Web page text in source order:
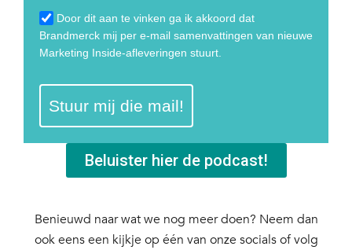
Door dit aan te vinken ga ik akkoord dat
Brandmerck mij per e-mail samenvattingen van nieuwe
Marketing Inside-afleveringen stuurt.
Stuur mij die mail!
Beluister hier de podcast!
Benieuwd naar wat we nog meer doen? Neem dan
ook eens een kijkje op één van onze socials of volg